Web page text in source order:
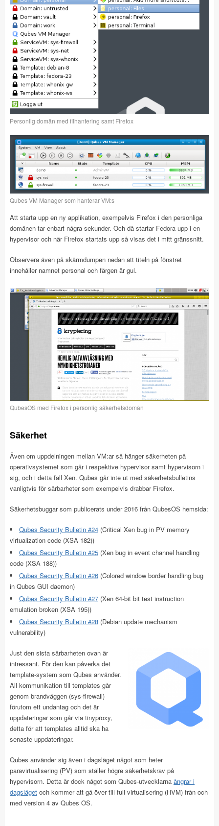
Personlig domän med filhantering samt Firefox
Qubes VM Manager som hanterar VM:s
Att starta upp en ny applikation, exempelvis Firefox i den personliga
domänen tar enbart några sekunder. Och då startar Fedora upp i en
hypervisor och när Firefox startats upp så visas det i mitt gränssnitt.
Observera även på skärmdumpen nedan att titeln på fönstret
innehåller namnet personal och färgen är gul.
QubesOS med Firefox i personlig säkerhetsdomän
Säkerhet
Även om uppdelningen mellan VM:ar så hänger säkerheten på
operativsystemet som går i respektive hypervisor samt hypervisorn i
sig, och i detta fall Xen. Qubes går inte ut med säkerhetsbulletins
vanligtvis för sårbarheter som exempelvis drabbar Firefox.
Säkerhetsbuggar som publicerats under 2016 från QubesOS hemsida:
Qubes Security Bulletin #24 (Critical Xen bug in PV memory
virtualization code (XSA 182))
Qubes Security Bulletin #25 (Xen bug in event channel handling
code (XSA 188))
Qubes Security Bulletin #26 (Colored window border handling bug
in Qubes GUI daemon)
Qubes Security Bulletin #27 (Xen 64-bit bit test instruction
emulation broken (XSA 195))
Qubes Security Bulletin #28 (Debian update mechanism
vulnerability)
Just den sista sårbarheten ovan är
intressant. För den kan påverka det
template-system som Qubes använder.
All kommunikation till templates går
genom brandväggen (sys-firewall)
förutom ett undantag och det är
uppdateringar som går via tinyproxy,
detta för att templates alltid ska ha
senaste uppdateringar.
Qubes använder sig även i dagsläget något som heter
paravirtualisering (PV) som ställer högre säkerhetskrav på
hypervisorn. Detta är dock något som Qubes-utvecklarna ångrar i
dagsläget och kommer att gå över till full virtualisering (HVM) från och
med version 4 av Qubes OS.